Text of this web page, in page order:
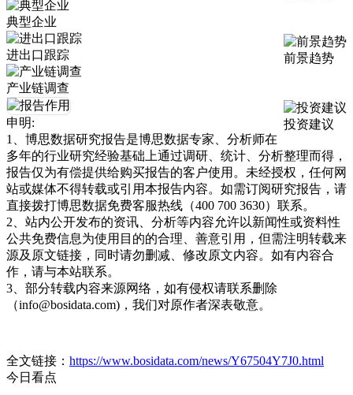
典型企业
前景趋势
进出口跟踪
产业链调查
投资建议
申明:
1、博思数据研究报告是博思数据专家、分析师在
多年的行业研究经验基础上通过调研、统计、分析整理而得，
报告仅为有偿提供给购买报告的客户使用。未经授权，任何网
站或媒体不得转载或引用本报告内容。如需订阅研究报告，请
直接拨打博思数据免费客服热线（400 700 3630）联系。
2、站内公开发布的资讯、分析等内容允许以新闻性或资料性
公共免费信息为使用目的的合理、善意引用，但需注明转载来
源及原文链接，同时请勿删减、修改原文内容。如有内容合
作，请与本站联系。
3、部分转载内容来源网络，如有侵权请联系删除
（info@bosidata.com)，我们对原作者深表敬意。
全文链接： https://www.bosidata.com/news/Y67504Y7J0.html
今日看点